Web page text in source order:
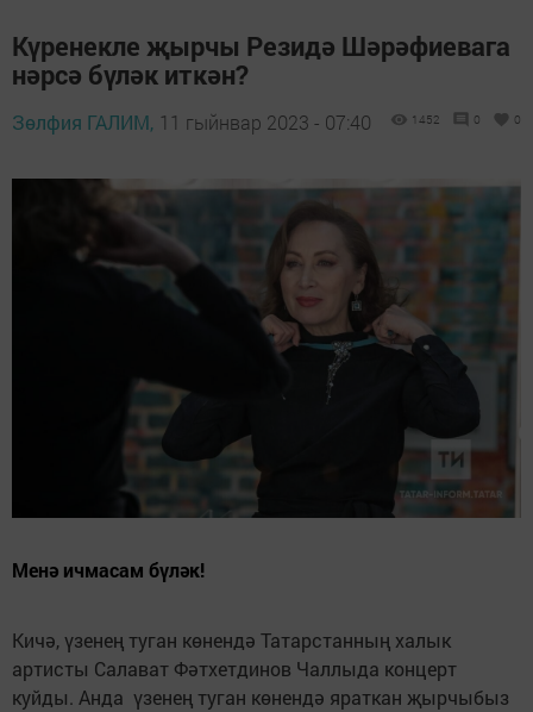
Күренекле җырчы Резидә Шәрәфиевага
нәрсә бүләк иткән?
Зөлфия ГАЛИМ, 11 гыйнвар 2023 - 07:40 1452 0 0
Менә ичмасам бүләк!
Кичә, үзенең туган көнендә Татарстанның халык
артисты Салават Фәтхетдинов Чаллыда концерт
куйды. Анда үзенең туган көнендә яраткан җырчыбыз